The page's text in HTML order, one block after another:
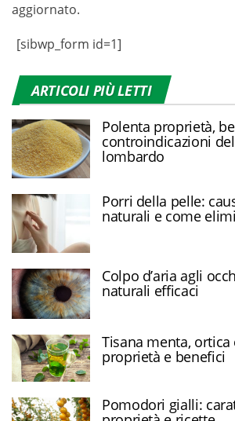
aggiornato.
[sibwp_form id=1]
ARTICOLI PIÙ LETTI
Polenta proprietà,
controindicazioni
lombardo
Porri della pelle:
naturali e come
Colpo d’aria agli
naturali efficaci
Tisana menta,
proprietà e benefici
Pomodori gialli: